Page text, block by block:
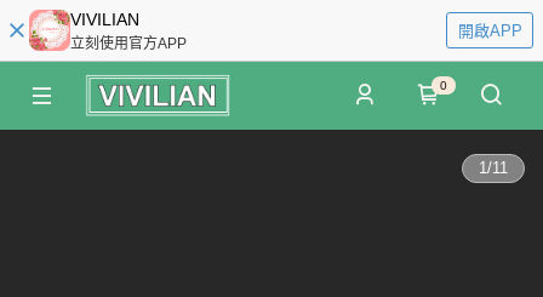
VIVILIAN
立刻使用官方APP
開啟APP
0
1/11